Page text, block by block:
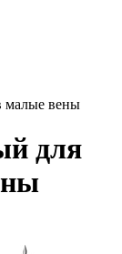
малые вены
для